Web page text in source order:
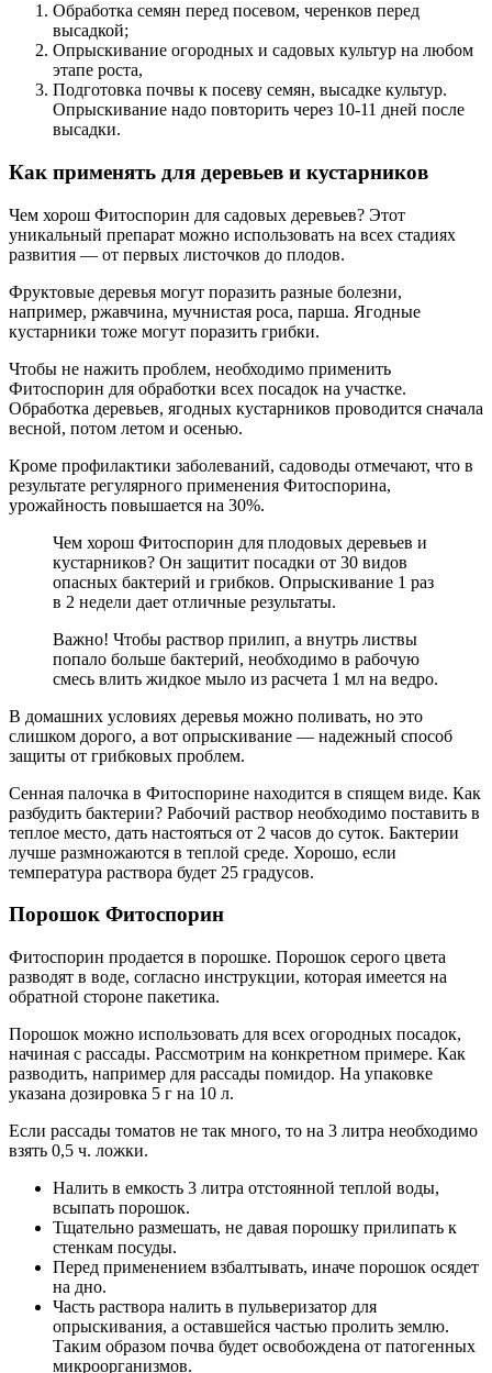
Обработка семян перед посевом, черенков перед
высадкой;
Опрыскивание огородных и садовых культур на любом
этапе роста,
Подготовка почвы к посеву семян, высадке культур.
Опрыскивание надо повторить через 10-11 дней после
высадки.
Как применять для деревьев и кустарников
Чем хорош Фитоспорин для садовых деревьев? Этот
уникальный препарат можно использовать на всех стадиях
развития — от первых листочков до плодов.
Фруктовые деревья могут поразить разные болезни,
например, ржавчина, мучнистая роса, парша. Ягодные
кустарники тоже могут поразить грибки.
Чтобы не нажить проблем, необходимо применить
Фитоспорин для обработки всех посадок на участке.
Обработка деревьев, ягодных кустарников проводится сначала
весной, потом летом и осенью.
Кроме профилактики заболеваний, садоводы отмечают, что в
результате регулярного применения Фитоспорина,
урожайность повышается на 30%.
Чем хорош Фитоспорин для плодовых деревьев и
кустарников? Он защитит посадки от 30 видов
опасных бактерий и грибков. Опрыскивание 1 раз
в 2 недели дает отличные результаты.
Важно! Чтобы раствор прилип, а внутрь листвы
попало больше бактерий, необходимо в рабочую
смесь влить жидкое мыло из расчета 1 мл на ведро.
В домашних условиях деревья можно поливать, но это
слишком дорого, а вот опрыскивание — надежный способ
защиты от грибковых проблем.
Сенная палочка в Фитоспорине находится в спящем виде. Как
разбудить бактерии? Рабочий раствор необходимо поставить в
теплое место, дать настояться от 2 часов до суток. Бактерии
лучше размножаются в теплой среде. Хорошо, если
температура раствора будет 25 градусов.
Порошок Фитоспорин
Фитоспорин продается в порошке. Порошок серого цвета
разводят в воде, согласно инструкции, которая имеется на
обратной стороне пакетика.
Порошок можно использовать для всех огородных посадок,
начиная с рассады. Рассмотрим на конкретном примере. Как
разводить, например для рассады помидор. На упаковке
указана дозировка 5 г на 10 л.
Если рассады томатов не так много, то на 3 литра необходимо
взять 0,5 ч. ложки.
Налить в емкость 3 литра отстоянной теплой воды,
всыпать порошок.
Тщательно размешать, не давая порошку прилипать к
стенкам посуды.
Перед применением взбалтывать, иначе порошок осядет
на дно.
Часть раствора налить в пульверизатор для
опрыскивания, а оставшейся частью пролить землю.
Таким образом почва будет освобождена от патогенных
микроорганизмов.